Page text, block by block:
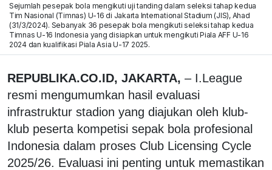
Sejumlah pesepak bola mengikuti uji tanding dalam seleksi tahap kedua
Tim Nasional (Timnas) U-16 di Jakarta International Stadium (JIS), Ahad
(31/3/2024). Sebanyak 36 pesepak bola mengikuti seleksi tahap kedua
Timnas U-16 Indonesia yang disiapkan untuk mengikuti Piala AFF U-16
2024 dan kualifikasi Piala Asia U-17 2025.
REPUBLIKA.CO.ID, JAKARTA, – I.League
resmi mengumumkan hasil evaluasi
infrastruktur stadion yang diajukan oleh klub-
klub peserta kompetisi sepak bola profesional
Indonesia dalam proses Club Licensing Cycle
2025/26. Evaluasi ini penting untuk memastikan